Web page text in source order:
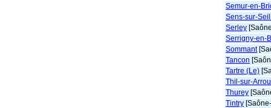
Semur-en-
Sens-sur-
Serley
Serrigny-en-
Sommant
Tancon
Tartre (Le)
Thil-sur-
Thurey
Tintry